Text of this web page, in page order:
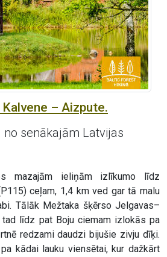
– Aizpute.
senākajām Latvijas
mazajām ieliņām izlīkumo līdz
ceļam, 1,4 km ved gar tā malu
Tālāk Mežtaka šķērso Jelgavas–
līdz pat Boju ciemam izlokās pa
redzami daudzi bijušie zivju dīķi.
kādai lauku viensētai, kur dažkārt